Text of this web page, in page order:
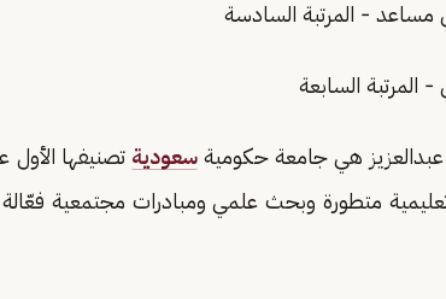
مساعد - المرتبة السادسة
المرتبة السابعة
هي جامعة حكوميةسعودية تصنيفها الأول
متطورة وبحث علمي ومبادرات مجتمعية فعّالة